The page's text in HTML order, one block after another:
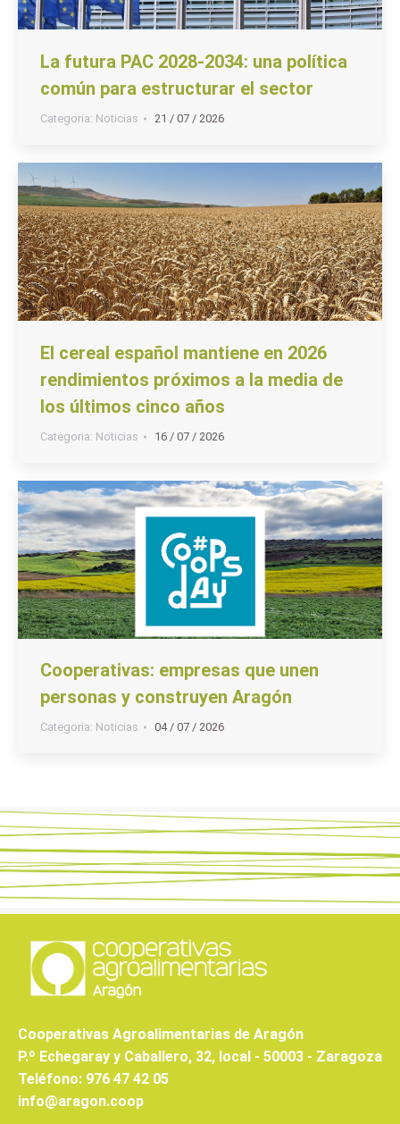
La futura PAC 2028-2034: una política
común para estructurar el sector
Categoria: Noticias 21 / 07 / 2026
El cereal español mantiene en 2026
rendimientos próximos a la media de
los últimos cinco años
Categoria: Noticias 16 / 07 / 2026
Cooperativas: empresas que unen
personas y construyen Aragón
Categoria: Noticias 04 / 07 / 2026
Cooperativas Agroalimentarias de Aragón
P.º Echegaray y Caballero, 32, local - 50003 - Zaragoza
Teléfono: 976 47 42 05
info@aragon.coop